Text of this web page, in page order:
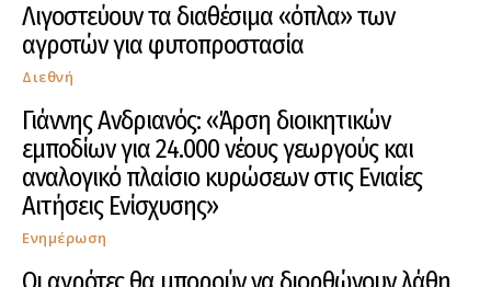
Λιγοστεύουν τα διαθέσιμα «όπλα» των
αγροτών για φυτοπροστασία
Διεθνή
Γιάννης Ανδριανός: «Άρση διοικητικών
εμποδίων για 24.000 νέους γεωργούς και
αναλογικό πλαίσιο κυρώσεων στις Ενιαίες
Αιτήσεις Ενίσχυσης»
Ενημέρωση